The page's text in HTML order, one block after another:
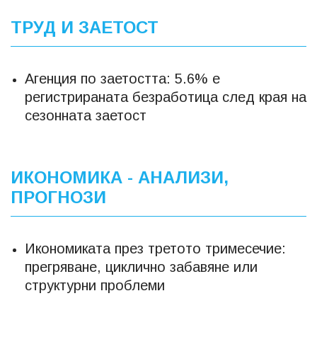
ТРУД И ЗАЕТОСТ
Агенция по заетостта: 5.6% е
регистрираната безработица след края на
сезонната заетост
ИКОНОМИКА - АНАЛИЗИ,
ПРОГНОЗИ
Икономиката през третото тримесечие:
прегряване, циклично забавяне или
структурни проблеми